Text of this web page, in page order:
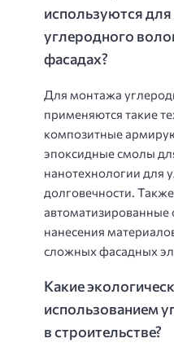
используются
углеродного
фасадах?
Для монтажа
применяются такие
композитные
эпоксидные смолы
нанотехнологии для
долговечности.
автоматизированные
нанесения
сложных фасадных
Какие
использованием
в строительстве?